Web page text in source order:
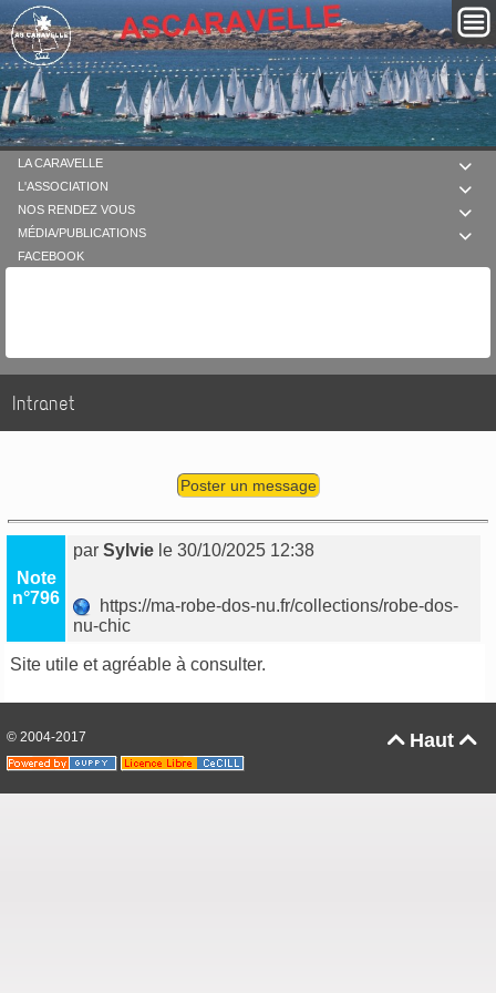

LA CARAVELLE

L'ASSOCIATION

NOS RENDEZ VOUS

MÉDIA/PUBLICATIONS
FACEBOOK
Intranet
Poster un message
Note
n°796
parSylvie le 30/10/2025 12:38
https://ma-robe-dos-nu.fr/collections/robe-dos-
nu-chic
Site utile et agréable à consulter.
Haut 
© 2004-2017